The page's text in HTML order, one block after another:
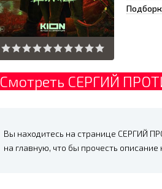
Смотреть СЕРГИЙ
Вы находитесь на странице СЕРГИЙ
на главную, что бы прочесть описание